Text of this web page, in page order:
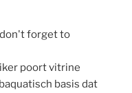
forget to
poort vitrine
basis dat